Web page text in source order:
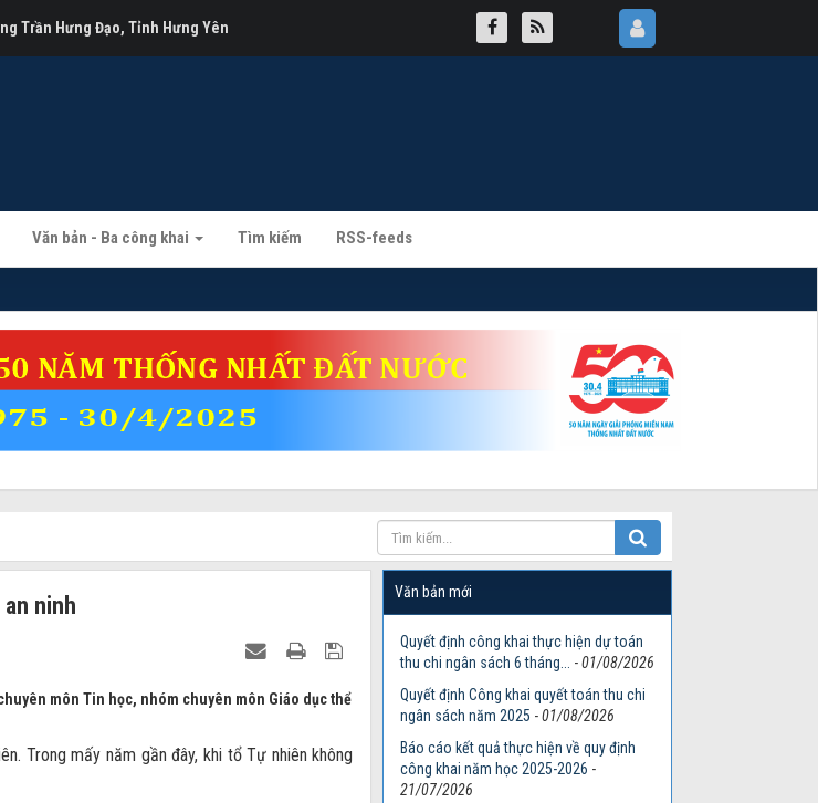
Văn bản - Ba công khai Tìm kiếm RSS-feeds
Trần Hưng Đạo, Tỉnh Hưng Yên
ninh
môn Tin học, nhóm chuyên môn Giáo dục thể
Trong mấy năm gần đây, khi tổ Tự nhiên không
Văn bản mới
Quyết định công khai thực hiện dự toán
thu chi ngân sách 6 tháng...
-01/08/2026
Quyết định Công khai quyết toán thu chi
ngân sách năm 2025 -01/08/2026
Báo cáo kết quả thực hiện về quy định
công khai năm học 2025-2026 -
21/07/2026